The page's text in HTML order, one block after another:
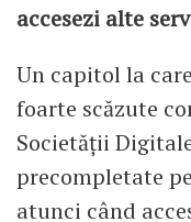
accesezi alte
Un capitol la
foarte scăzute
Societății
precompletate
atunci când